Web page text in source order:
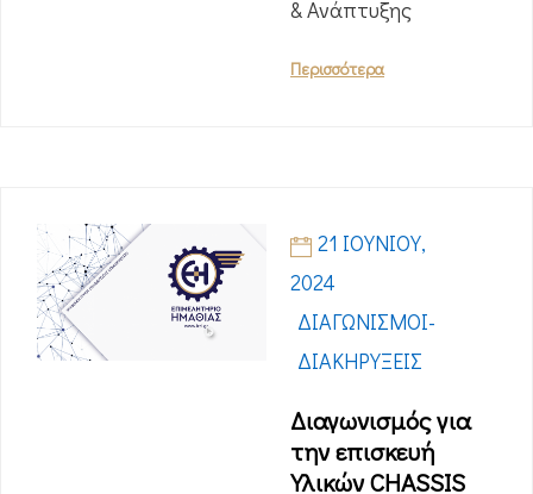
& Ανάπτυξης
Περισσότερα
21 ΙΟΥΝΊΟΥ,
2024
ΔΙΑΓΩΝΙΣΜΟΊ-
ΔΙΑΚΗΡΎΞΕΙΣ
Διαγωνισμός για
την επισκευή
Υλικών CHASSIS